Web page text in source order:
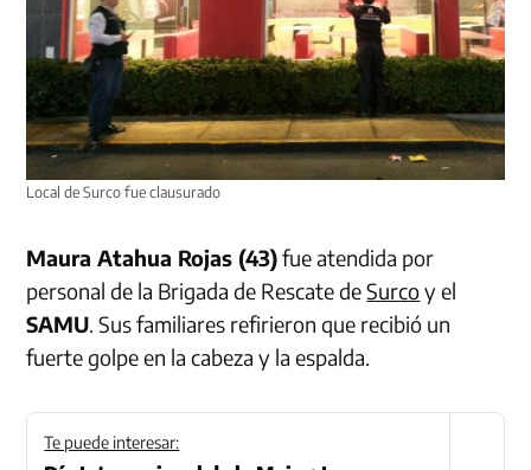
Local de Surco fue clausurado
Maura Atahua Rojas (43)fue atendida por
personal de la Brigada de Rescate deSurcoy el
SAMU. Sus familiares refirieron que recibió un
fuerte golpe en la cabeza y la espalda.
Te puede interesar: